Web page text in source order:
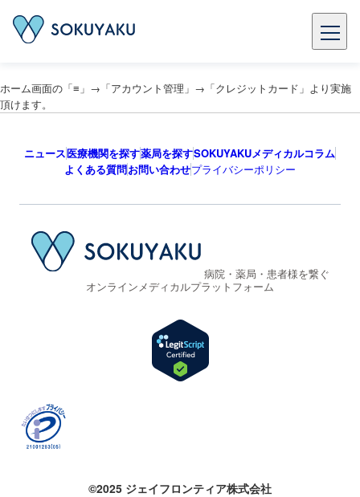
ホーム画面の「≡」→「アカウント管理」→「クレジットカード」より実施
頂けます。
ニュース医療機関を探す薬局を探すSOKUYAKUメディカルコラム
よくある質問お問い合わせプライバシーポリシー
病院・薬局・患者様を繋ぐ
オンラインメディカルプラットフォーム
©2025 ジェイフロンティア株式会社